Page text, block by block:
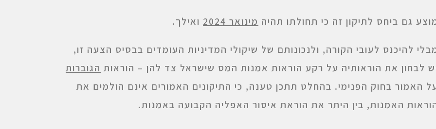
גם ביחס לתיקון זה כי תחולתו תהיה מינואר 2024 ואילך.
להיכנס לעובי הקורה, ולנכונותם של שיקולי המדיניות העומדים בבסיס הצעה זו,
לבחון את הוראותיה על רקע הוראות אמנות המס שישראל צד להן – הוראות הגוברות
האמור בחוק הפנימי. בהחלט תתכן טענה, כי התיקונים האמורים אינם הולמים את
האמנות, בין היתר את הוראת איסור האפליה הקבועה באמנות.